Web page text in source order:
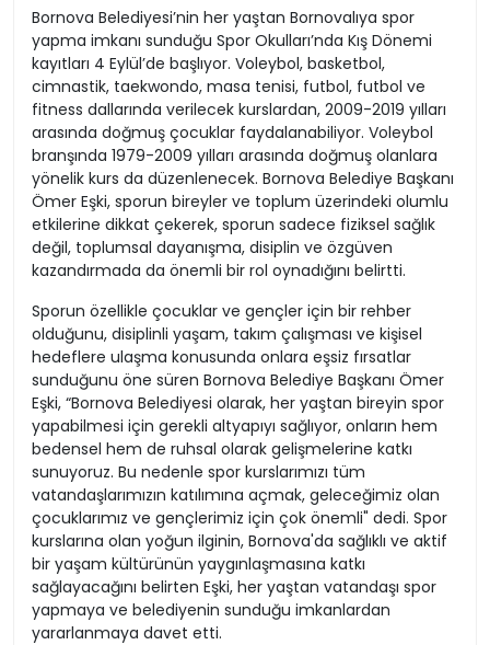
Bornova Belediyesi’nin her yaştan Bornovalıya spor
yapma imkanı sunduğu Spor Okulları’nda Kış Dönemi
kayıtları 4 Eylül’de başlıyor. Voleybol, basketbol,
cimnastik, taekwondo, masa tenisi, futbol, futbol ve
fitness dallarında verilecek kurslardan, 2009-2019 yılları
arasında doğmuş çocuklar faydalanabiliyor. Voleybol
branşında 1979-2009 yılları arasında doğmuş olanlara
yönelik kurs da düzenlenecek. Bornova Belediye Başkanı
Ömer Eşki, sporun bireyler ve toplum üzerindeki olumlu
etkilerine dikkat çekerek, sporun sadece fiziksel sağlık
değil, toplumsal dayanışma, disiplin ve özgüven
kazandırmada da önemli bir rol oynadığını belirtti.
Sporun özellikle çocuklar ve gençler için bir rehber
olduğunu, disiplinli yaşam, takım çalışması ve kişisel
hedeflere ulaşma konusunda onlara eşsiz fırsatlar
sunduğunu öne süren Bornova Belediye Başkanı Ömer
Eşki, “Bornova Belediyesi olarak, her yaştan bireyin spor
yapabilmesi için gerekli altyapıyı sağlıyor, onların hem
bedensel hem de ruhsal olarak gelişmelerine katkı
sunuyoruz. Bu nedenle spor kurslarımızı tüm
vatandaşlarımızın katılımına açmak, geleceğimiz olan
çocuklarımız ve gençlerimiz için çok önemli" dedi. Spor
kurslarına olan yoğun ilginin, Bornova'da sağlıklı ve aktif
bir yaşam kültürünün yaygınlaşmasına katkı
sağlayacağını belirten Eşki, her yaştan vatandaşı spor
yapmaya ve belediyenin sunduğu imkanlardan
yararlanmaya davet etti.